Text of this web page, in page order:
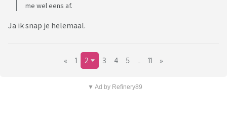
me wel eens af.
Ja ik snap je helemaal.
« 1 2 3 4 5 11 »
▼ Ad by Refinery89